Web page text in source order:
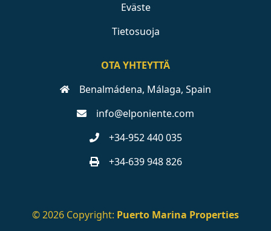
Eväste
Tietosuoja
OTA YHTEYTTÄ
Benalmádena, Málaga, Spain
info@elponiente.com
+34-952 440 035
+34-639 948 826
© 2026 Copyright: Puerto Marina Properties